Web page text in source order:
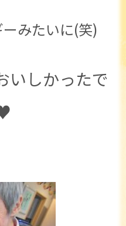
みたいに(笑)
いしかったで